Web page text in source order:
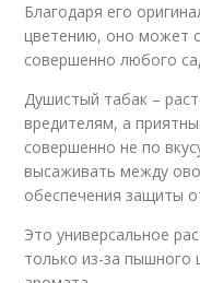
Благодаря его
цветению, оно может
совершенно любого
Душистый табак –
вредителям, а
совершенно не по
высаживать между
обеспечения защиты
Это универсальное
только из-за пышного